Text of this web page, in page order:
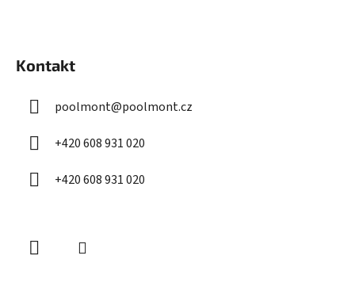
Kontakt
poolmont@poolmont.cz
+420 608 931 020
+420 608 931 020